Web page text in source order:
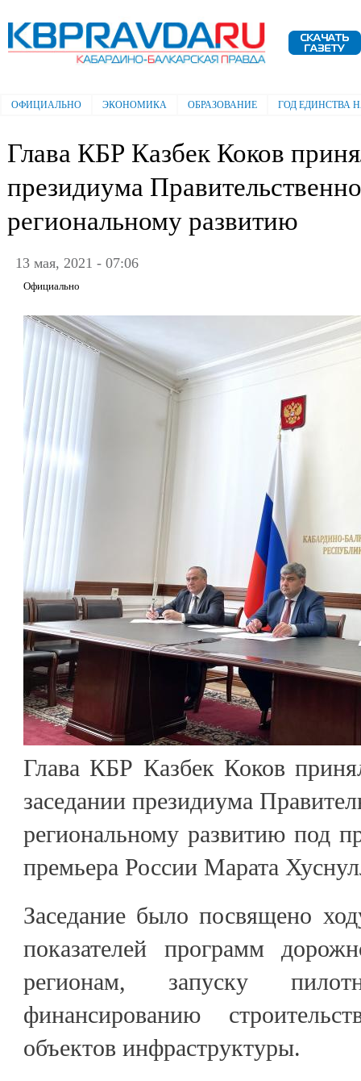
Электронная газета "Кабардино-
Балкарская правда"
Главное меню
ОФИЦИАЛЬНО ЭКОНОМИКА ОБРАЗОВАНИЕ ГОД ЕДИНСТВА
Глава КБР Казбек Коков
президиума
региональному развитию
13 мая, 2021 - 07:06
Официально
Глава КБР Казбек Коков
заседании президиума
региональному развитию под
премьера России Марата
Заседание было посвящено
показателей программ
регионам, запуску
финансированию
объектов инфраструктуры.